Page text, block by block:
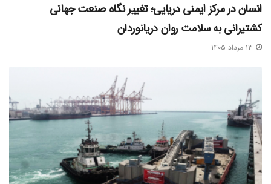
انسان در مرکز ایمنی دریایی؛ تغییر نگاه صنعت جهانی
کشتیرانی به سلامت روان دریانوردان